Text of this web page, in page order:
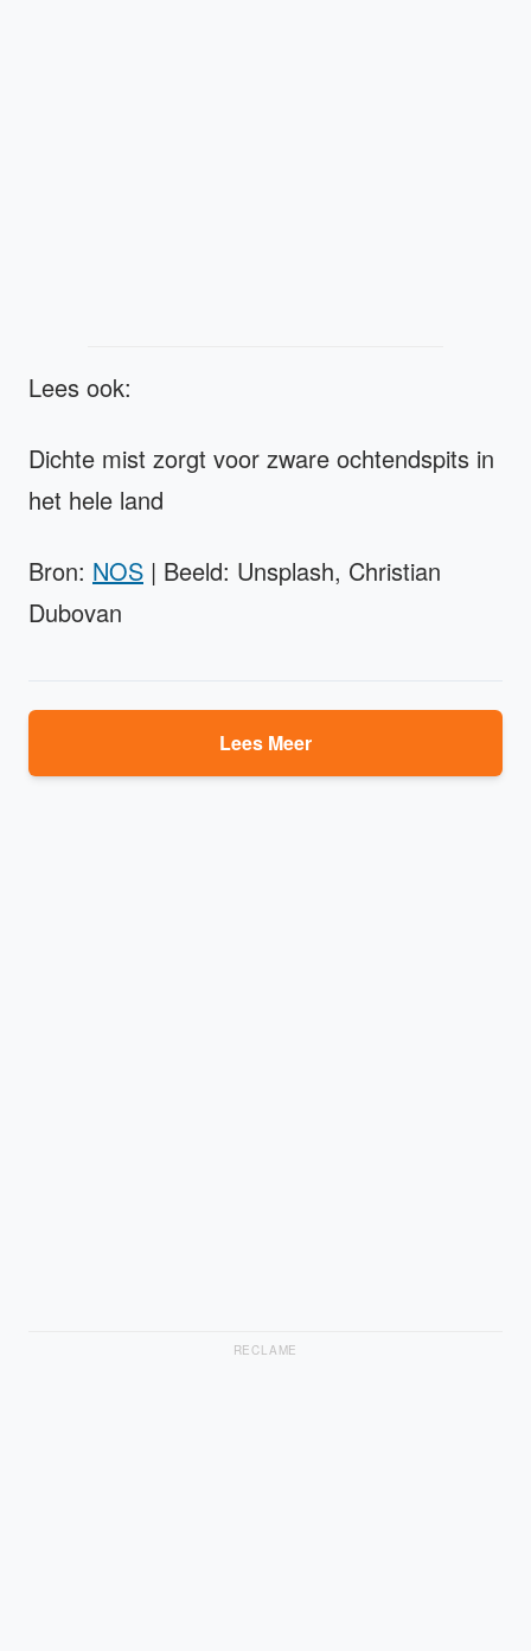
Lees ook:
Dichte mist zorgt voor zware ochtendspits in
het hele land
Bron: NOS | Beeld: Unsplash, Christian
Dubovan
Lees Meer
RECLAME